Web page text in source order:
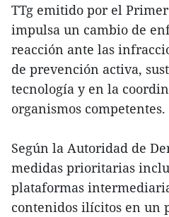
TTg emitido por el
impulsa un cambio de
reacción ante las
de prevención activa,
tecnología y en la
organismos competentes.
Según la Autoridad de
medidas prioritarias
plataformas
contenidos ilícitos en un